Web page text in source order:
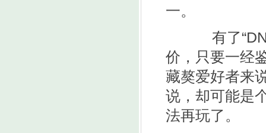
一。
有了
价，只要一经
藏獒爱好者来
说，却可能是
法再玩了。